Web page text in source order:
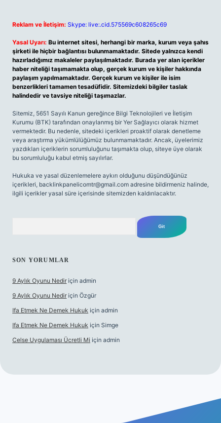
Reklam ve İletişim: Skype: live:.cid.575569c608265c69
Yasal Uyarı: Bu internet sitesi, herhangi bir marka, kurum veya şahıs
şirketi ile hiçbir bağlantısı bulunmamaktadır. Sitede yalnızca kendi
hazırladığımız makaleler paylaşılmaktadır. Burada yer alan içerikler
haber niteliği taşımamakta olup, gerçek kurum ve kişiler hakkında
paylaşım yapılmamaktadır. Gerçek kurum ve kişiler ile isim
benzerlikleri tamamen tesadüfidir. Sitemizdeki bilgiler taslak
halindedir ve tavsiye niteliği taşımazlar.
Sitemiz, 5651 Sayılı Kanun gereğince Bilgi Teknolojileri ve İletişim
Kurumu (BTK) tarafından onaylanmış bir Yer Sağlayıcı olarak hizmet
vermektedir. Bu nedenle, sitedeki içerikleri proaktif olarak denetleme
veya araştırma yükümlülüğümüz bulunmamaktadır. Ancak, üyelerimiz
yazdıkları içeriklerin sorumluluğunu taşımakta olup, siteye üye olarak
bu sorumluluğu kabul etmiş sayılırlar.
Hukuka ve yasal düzenlemelere aykırı olduğunu düşündüğünüz
içerikleri, backlinkpanelicomtr@gmail.com adresine bildirmeniz halinde,
ilgili içerikler yasal süre içerisinde sitemizden kaldırılacaktır.
SON YORUMLAR
9 Aylık Oyunu Nedir için admin
9 Aylık Oyunu Nedir için Özgür
Ifa Etmek Ne Demek Hukuk için admin
Ifa Etmek Ne Demek Hukuk için Simge
Celse Uygulaması Ücretli Mi için admin